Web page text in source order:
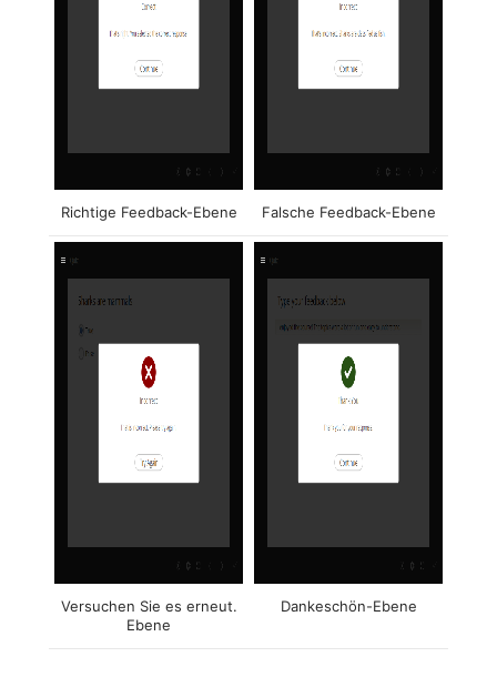
Richtige Feedback-Ebene Falsche Feedback-Ebene
Versuchen Sie es erneut.
Ebene
Dankeschön-Ebene